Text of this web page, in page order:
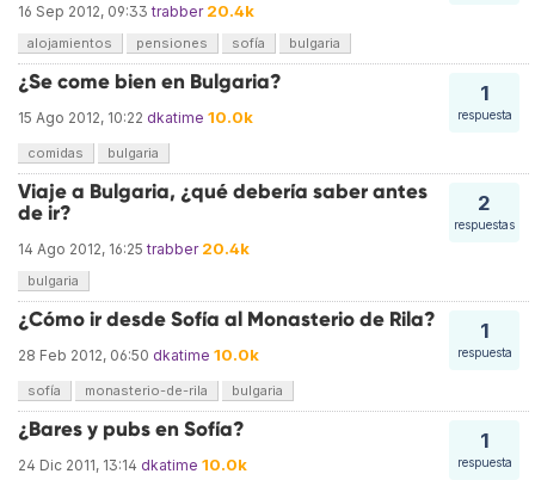
16 Sep 2012, 09:33 trabber 20.4k
alojamientos pensiones sofía bulgaria
1
respuesta
¿Se come bien en Bulgaria?
15 Ago 2012, 10:22 dkatime 10.0k
comidas bulgaria
2
respuestas
Viaje a Bulgaria, ¿qué debería saber antes
de ir?
14 Ago 2012, 16:25 trabber 20.4k
bulgaria
1
respuesta
¿Cómo ir desde Sofía al Monasterio de Rila?
28 Feb 2012, 06:50 dkatime 10.0k
sofía monasterio-de-rila bulgaria
1
respuesta
¿Bares y pubs en Sofía?
24 Dic 2011, 13:14 dkatime 10.0k